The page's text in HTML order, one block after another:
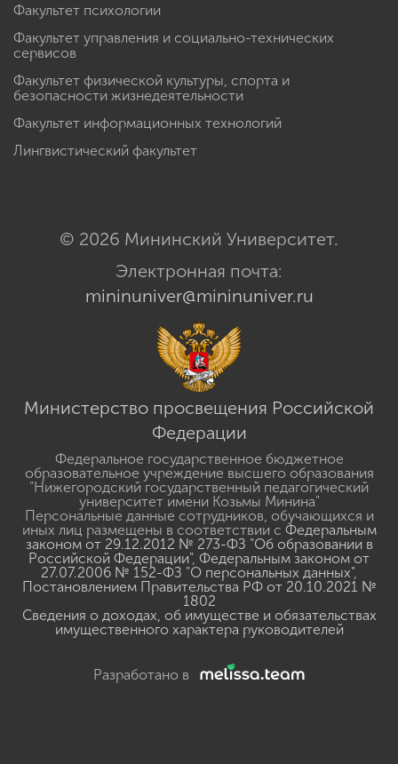
Факультет психологии
Факультет управления и социально-технических
сервисов
Факультет физической культуры, спорта и
безопасности жизнедеятельности
Факультет информационных технологий
Лингвистический факультет
© 2026 Мининский Университет.
Электронная почта:
mininuniver@mininuniver.ru
Министерство просвещения Российской
Федерации
Федеральное государственное бюджетное
образовательное учреждение высшего образования
"Нижегородский государственный педагогический
университет имени Козьмы Минина"
Персональные данные сотрудников, обучающихся и
иных лиц размещены в соответствии с Федеральным
законом от 29.12.2012 № 273-ФЗ "Об образовании в
Российской Федерации", Федеральным законом от
27.07.2006 № 152-ФЗ "О персональных данных",
Постановлением Правительства РФ от 20.10.2021 №
1802
Сведения о доходах, об имуществе и обязательствах
имущественного характера руководителей
Разработано в